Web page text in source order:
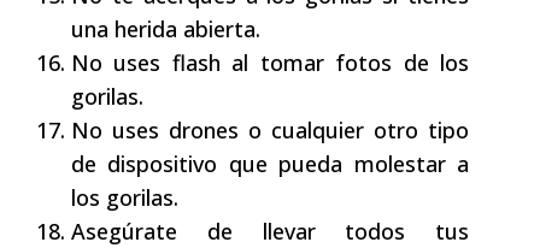
una herida abierta.
No uses flash al tomar fotos de los
gorilas.
No uses drones o cualquier otro tipo
de dispositivo que pueda molestar a
los gorilas.
Asegúrate de llevar todos tus